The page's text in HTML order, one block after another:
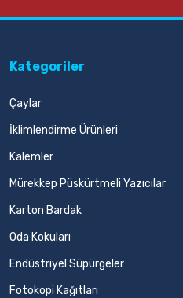
Kategoriler
Çaylar
İklimlendirme Ürünleri
Kalemler
Mürekkep Püskürtmeli Yazıcılar
Karton Bardak
Oda Kokuları
Endüstriyel Süpürgeler
Fotokopi Kağıtları